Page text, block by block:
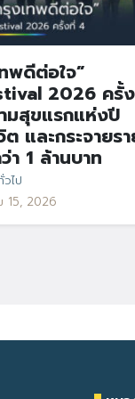
พดีต่อใจ”
2026 ครั้ง
มสุขแรกแห่งปี
และกระจายร
า 1 ล้านบาท
วไป
15, 2026